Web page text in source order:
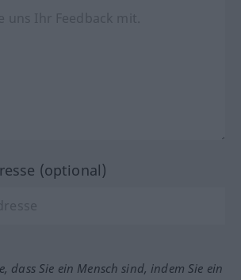
(optional)
dass Sie ein Mensch sind, indem Sie ein